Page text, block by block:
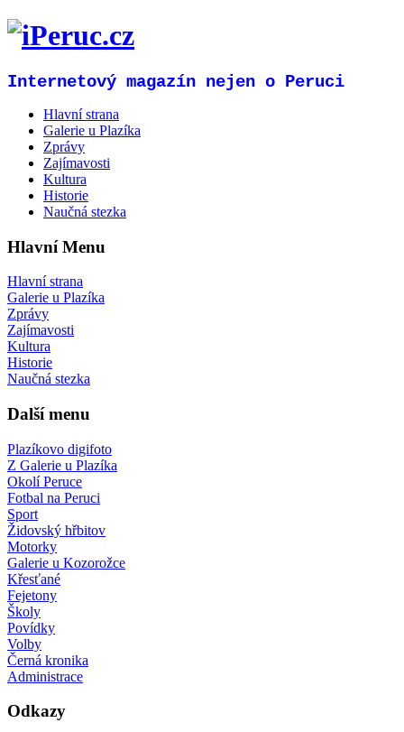
Internetový magazín nejen o Peruci
Hlavní strana
Galerie u Plazíka
Zprávy
Zajímavosti
Kultura
Historie
Naučná stezka
Hlavní Menu
Hlavní strana
Galerie u Plazíka
Zprávy
Zajímavosti
Kultura
Historie
Naučná stezka
Další menu
Plazíkovo digifoto
Z Galerie u Plazíka
Okolí Peruce
Fotbal na Peruci
Sport
Židovský hřbitov
Motorky
Galerie u Kozorožce
Křesťané
Fejetony
Školy
Povídky
Volby
Černá kronika
Administrace
Odkazy